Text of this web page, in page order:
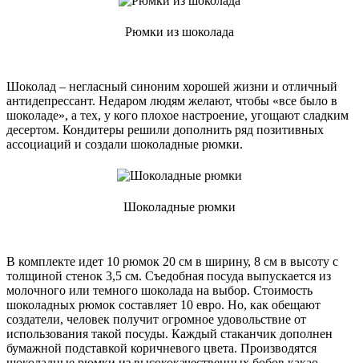
Рюмки из шоколада
Шоколад – негласный синоним хорошей жизни и отличный
антидепрессант. Недаром людям желают, чтобы «все было в
шоколаде», а тех, у кого плохое настроение, угощают сладким
десертом. Кондитеры решили дополнить ряд позитивных
ассоциаций и создали шоколадные рюмки.
Шоколадные рюмки
В комплекте идет 10 рюмок 20 см в ширину, 8 см в высоту с
толщиной стенок 3,5 см. Съедобная посуда выпускается из
молочного или темного шоколада на выбор. Стоимость
шоколадных рюмок составляет 10 евро. Но, как обещают
создатели, человек получит огромное удовольствие от
использования такой посуды. Каждый стаканчик дополнен
бумажной подставкой коричневого цвета. Производятся